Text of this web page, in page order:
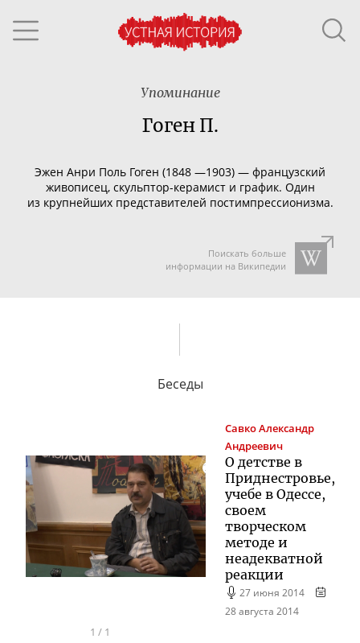
Упоминание
Гоген П.
Эжен Анри Поль Гоген (1848 —1903) — французский
живописец, скульптор-керамисти график. Один
из крупнейших представителей постимпрессионизма.
Поискать больше
информации на Википедии
Беседы
СавкоАлександр
Андреевич
О детстве в
Приднестровье,
учебе в Одессе,
своем
творческом
методе и
неадекватной
реакции
27 июня 2014
28 августа 2014
1 / 1